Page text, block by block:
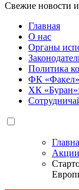
Свежие новости
Главная
О нас
Органы
Политика
ФК
ХК